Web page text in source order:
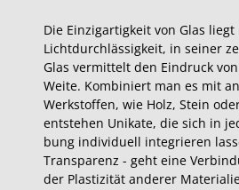
Die Einzigartigkeit von Glas
Lichtdurchlässigkeit, in seiner
Glas vermittelt den Eindruck
Weite. Kombiniert man es mit
Werkstoffen, wie Holz, Stein
entstehen Unikate, die sich in
bung individuell integrieren
Transparenz - geht eine
der Plastizität anderer